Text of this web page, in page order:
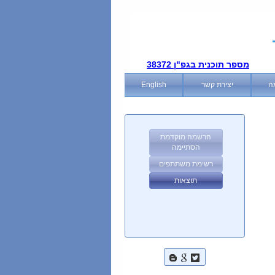
מספר תוכנית בגפ"ן 38372
יצירת קשר English
הרשמה מוקדמת
הסתיימה
רשימת משתתפים
תוצאות